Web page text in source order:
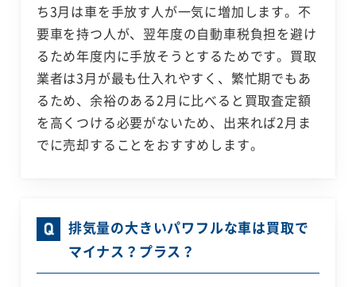
ち3月は車を手放す人が一気に増加します。不
要車を持つ人が、翌年度の自動車税負担を避け
るため年度内に手放そうとするためです。買取
業者は3月が最も仕入れやすく、繁忙期でもあ
るため、余裕のある2月に比べると買取査定額
を高くつける必要がないため、出来れば2月ま
でに売却することをおすすめします。
排気量の大きいパワフルな車は買取で
マイナス？プラス？